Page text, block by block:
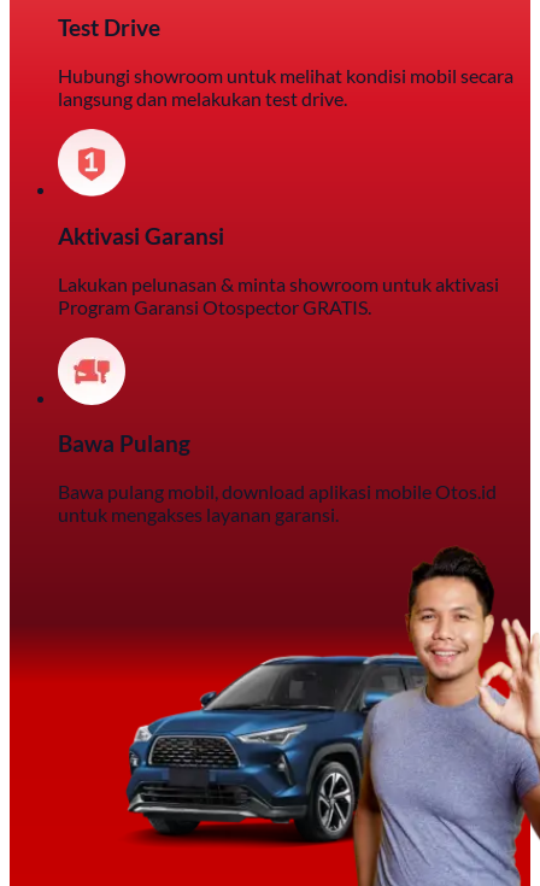
Test Drive
Hubungi showroom untuk melihat kondisi mobil secara
langsung dan melakukan test drive.
Aktivasi Garansi
Lakukan pelunasan & minta showroom untuk aktivasi
Program Garansi Otospector GRATIS.
Bawa Pulang
Bawa pulang mobil, download aplikasi mobile Otos.id
untuk mengakses layanan garansi.